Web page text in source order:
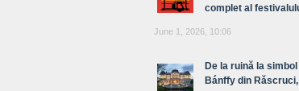
complet al
June 1, 2026, 10:06
De la ruină la
Bánffy din